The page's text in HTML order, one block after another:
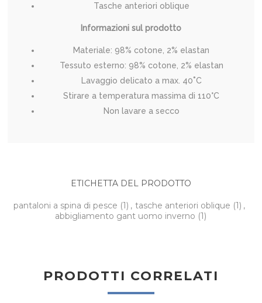
Tasche anteriori oblique
Informazioni sul prodotto
Materiale: 98% cotone, 2% elastan
Tessuto esterno: 98% cotone, 2% elastan
Lavaggio delicato a max. 40˚C
Stirare a temperatura massima di 110°C
Non lavare a secco
ETICHETTA DEL PRODOTTO
pantaloni a spina di pesce (1) , tasche anteriori oblique (1) ,
abbigliamento gant uomo inverno (1)
PRODOTTI CORRELATI